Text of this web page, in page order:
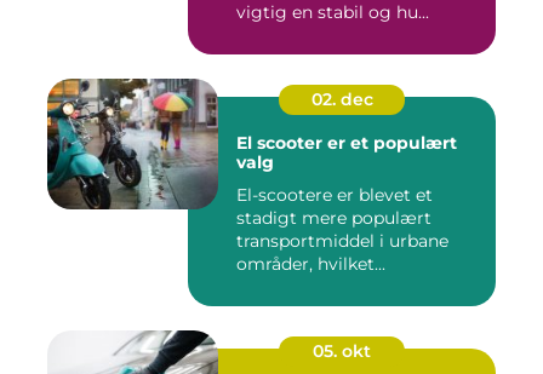
vigtig en stabil og hu...
02. dec
El scooter er et populært
valg
El-scootere er blevet et
stadigt mere populært
transportmiddel i urbane
områder, hvilket...
05. okt